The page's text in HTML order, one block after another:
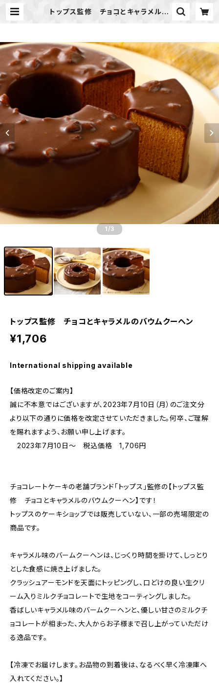
トップス監修 チョコとキャラメルの
1 /3
トップス監修 チョコとキャラメルのバウムクーヘン
¥1,706
International shipping available
【価格改定のご案内】
誠に不本意ではございますが、2023年7月10日（月）のご注文分
より以下の通りに価格を改定させていただきました。何卒、ご理解
を賜れますよう、お願い申し上げます。
2023年7月10日～ 税込価格 1,706円
チョコレートケーキの老舗ブランド「トップス」監修の【トップス監
修 チョコとキャラメルのバウムクーヘン】です！
トップスのケーキショップでは販売していない、一部の売場限定の
商品です。
キャラメル味のバームクーヘンは、じっくり時間を掛けて、しっとり
とした食感に焼き上げました。
クラッシュアーモンドを天面にトッピングし、口どけの良い生クリ
ーム入りミルクチョコレートで生地をコーティングしました。
香ばしいキャラメル味のバームクーヘンと、優しい甘さのミルクチ
ョコレートが相まった、大人からお子様まで召し上がっていただけ
る逸品です。
【冷凍でお届けします。お品物の到着後は、なるべく早く冷凍庫へ
入れてください。】